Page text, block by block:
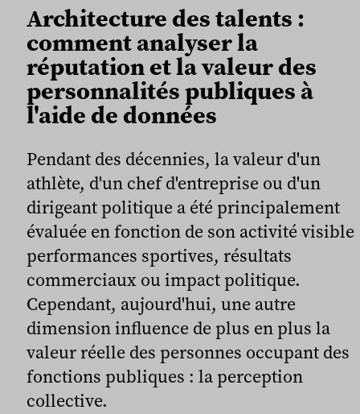
Architecture des talents :
comment analyser la
réputation et la valeur des
personnalités publiques à
l'aide de données
Pendant des décennies, la valeur d'un
athlète, d'un chef d'entreprise ou d'un
dirigeant politique a été principalement
évaluée en fonction de son activité visible
performances sportives, résultats
commerciaux ou impact politique.
Cependant, aujourd'hui, une autre
dimension influence de plus en plus la
valeur réelle des personnes occupant des
fonctions publiques : la perception
collective.